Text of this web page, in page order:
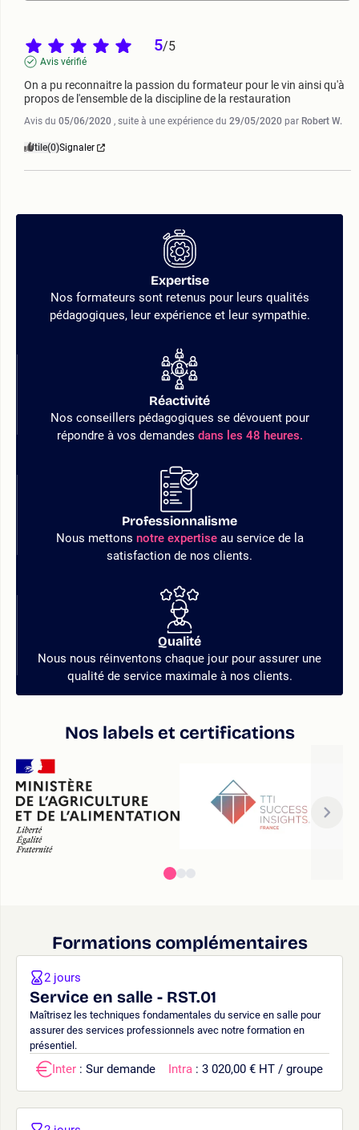
5/5
Avis vérifié
On a pu reconnaitre la passion du formateur pour le vin ainsi qu'à
propos de l'ensemble de la discipline de la restauration
Avis du 05/06/2020 , suite à une expérience du 29/05/2020 par Robert W.
Utile(0)Signaler
Expertise
Nos formateurs sont retenus pour leurs qualités
pédagogiques, leur expérience et leur sympathie.
Réactivité
Nos conseillers pédagogiques se dévouent pour
répondre à vos demandes dans les 48 heures.
Professionnalisme
Nous mettons notre expertiseau service de la
satisfaction de nos clients.
Qualité
Nous nous réinventons chaque jour pour assurer une
qualité de service maximale à nos clients.
Nos labels et certifications
Formations complémentaires
Service en salle - RST.01
Maîtrisez les techniques fondamentales du service en salle pour
assurer des services professionnels avec notre formation en
présentiel.
2 jours
Inter : Sur demande Intra : 3 020,00 € HT / groupe